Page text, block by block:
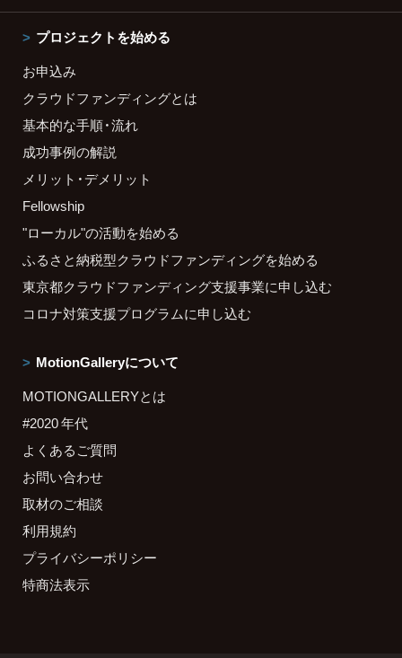
プロジェクトを始める
お申込み
クラウドファンディングとは
基本的な手順・流れ
成功事例の解説
メリット・デメリット
Fellowship
"ローカル"の活動を始める
ふるさと納税型クラウドファンディングを始める
東京都クラウドファンディング支援事業に申し込む
コロナ対策支援プログラムに申し込む
MotionGalleryについて
MOTIONGALLERYとは
#2020 年代
よくあるご質問
お問い合わせ
取材のご相談
利用規約
プライバシーポリシー
特商法表示